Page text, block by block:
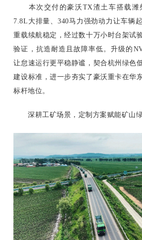
本次交付的豪沃TX渣土车搭载潍
7.8L大排量、340马力强劲动力让车辆
重载续航稳定，经过数十万小时台架试
验证，抗造耐造且故障率低。升级的
让怠速运行更平稳静谧，契合杭州绿色
建设标准，进一步夯实了豪沃重卡在华
标杆地位。
深耕工矿场景，定制方案赋能矿山